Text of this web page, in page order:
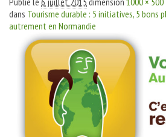
Acteurs
Thèmes
dans Tourisme durable : 5 initiatives, 5 bons
autrement en Normandie